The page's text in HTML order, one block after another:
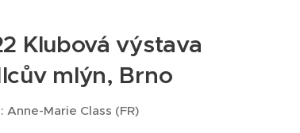
Klubová výstava
mlýn, Brno
Marie Class (FR)